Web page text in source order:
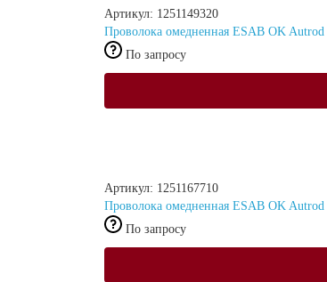
Артикул: 1251149320
Проволока омедненная ESAB OK
По запросу
Артикул: 1251167710
Проволока омедненная ESAB OK Autrod
По запросу